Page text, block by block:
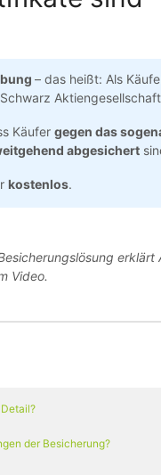
– das heißt: Als
Käufer gegen das
abgesichert
kostenlos.
erklärt
Video.
der Besicherung?